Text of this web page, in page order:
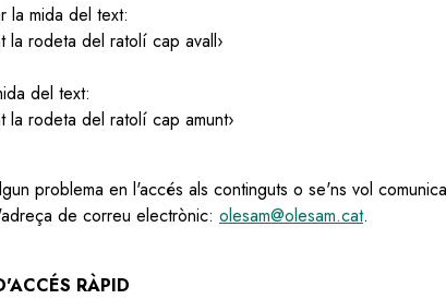
la mida del text:
la rodeta del ratolí cap avall›
del text:
la rodeta del ratolí cap amunt›
problema en l'accés als continguts o se'ns vol
de correu electrònic: olesam@olesam.cat.
RÀPID